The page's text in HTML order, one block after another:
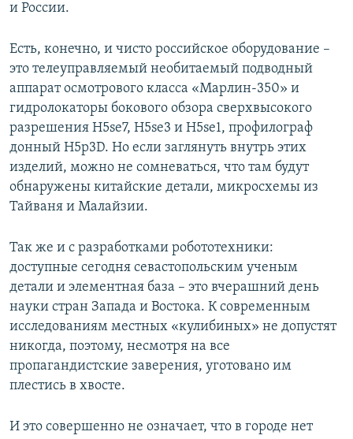
и России.
Есть, конечно, и чисто российское оборудование –
это телеуправляемый необитаемый подводный
аппарат осмотрового класса «Марлин-350» и
гидролокаторы бокового обзора сверхвысокого
разрешения Н5se7, Н5se3 и Н5se1, профилограф
донный H5p3D. Но если заглянуть внутрь этих
изделий, можно не сомневаться, что там будут
обнаружены китайские детали, микросхемы из
Тайваня и Малайзии.
Так же и с разработками робототехники:
доступные сегодня севастопольским ученым
детали и элементная база – это вчерашний день
науки стран Запада и Востока. К современным
исследованиям местных «кулибиных» не допустят
никогда, поэтому, несмотря на все
пропагандистские заверения, уготовано им
плестись в хвосте.
И это совершенно не означает, что в городе нет